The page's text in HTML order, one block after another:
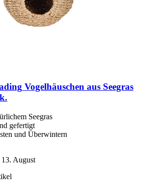
Vogelhäuschen aus Seegras
Seegras
gefertigt
und Überwintern
August